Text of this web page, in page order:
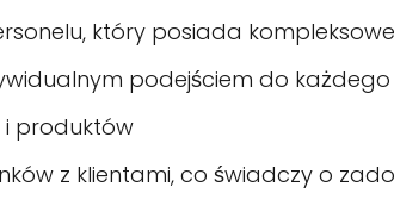
który posiada
podejściem do każdego
i produktów
z klientami, co świadczy o